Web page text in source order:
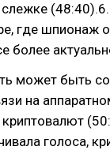
где шпионаж
более
может быть
на
голоса,